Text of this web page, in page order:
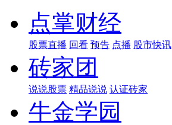
点掌财经
股票直播 回看 预告 点播 股市快讯
砖家团
说说股票 精品说说 认证砖家
牛金学园